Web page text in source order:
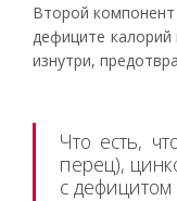
Второй
дефиците калорий
изнутри,
Что есть,
перец),
с дефицитом